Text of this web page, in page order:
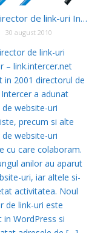
Noul director de link-uri Intercer
30 august 2010
de link-uri
– link.intercer.net
in 2001 directorul de
a adunat
de website-uri
precum si alte
de website-uri
cu care colaboram.
anilor au aparut
uri, iar altele si-
activitatea. Noul
de link-uri este
in WordPress si